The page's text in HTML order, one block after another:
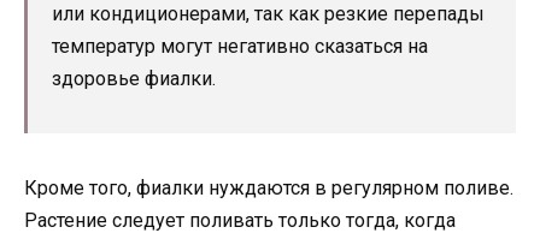
или кондиционерами, так как резкие перепады
температур могут негативно сказаться на
здоровье фиалки.
Кроме того, фиалки нуждаются в регулярном поливе.
Растение следует поливать только тогда, когда